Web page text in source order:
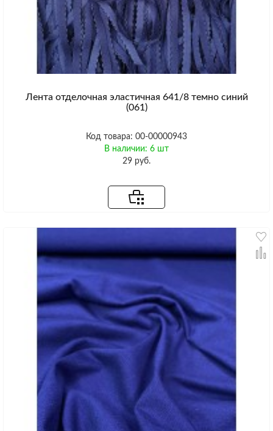
Лента отделочная эластичная 641/8 темно синий
(061)
Код товара: 00-00000943
В наличии: 6 шт
29 руб.